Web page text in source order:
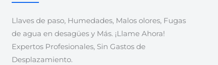
Llaves de paso, Humedades, Malos olores, Fugas
de agua en desagües y Más. ¡Llame Ahora!
Expertos Profesionales, Sin Gastos de
Desplazamiento.